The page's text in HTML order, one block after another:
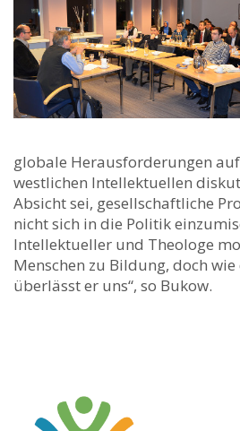
globale Herausforderungen
westlichen Intellektuellen
Absicht sei, gesellschaftliche
nicht sich in die Politik
Intellektueller und Theologe
Menschen zu Bildung, doch wie
überlässt er uns“, so Bukow.